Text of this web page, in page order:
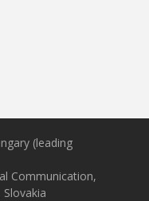
(leading
Communication,